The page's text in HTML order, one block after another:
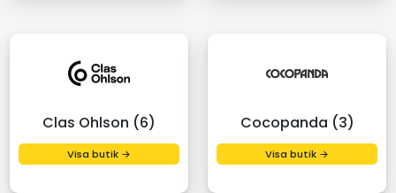
Clas Ohlson (6)
Visa butik →
Cocopanda (3)
Visa butik →